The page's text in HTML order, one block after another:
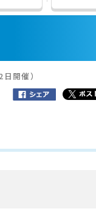
開催）